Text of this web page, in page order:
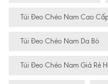
Túi Đeo Chéo Nam Cao
Túi Đeo Chéo Nam Da Bò
Túi Đeo Chéo Nam Giá Rẻ